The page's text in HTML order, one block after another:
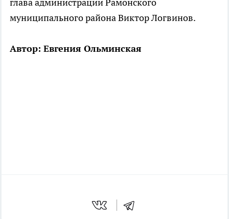
муниципального района Виктор Логвинов.
Автор: Евгения Ольминская